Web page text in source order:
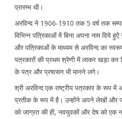
प्रारम्भ थी।
अरविन्द ने 1906-1910 तक 5 वर्ष तक
विभिन्न पत्रिकाओं में बिना अपना नाम दिये
और पत्रिकाओं के माध्यम से अरविन्द का
पत्रकारों की प्रथम श्रेणी में लाकर खड़ा कर
के पत्र और प्रषासन भी मानने लगे।
श्री अरविन्द एक राष्ट्रीय पत्रकार के रूप में
प्रतीक के रूप में है। उन्होंने अपने लेखों और
को जाग्रत की ही, नवयुवकों और देष को एक